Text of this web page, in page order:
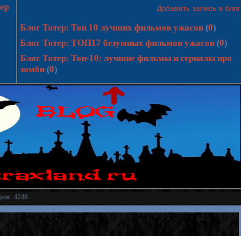
Добавить запись в блог
Блог Тотер: Топ 10 лучших фильмов ужасов (0)
Блог Тотер: ТОП17 безумных фильмов ужасов (0)
Блог Тотер: Топ-10: лучшие фильмы и сериалы про
зомби (0)
: 4248